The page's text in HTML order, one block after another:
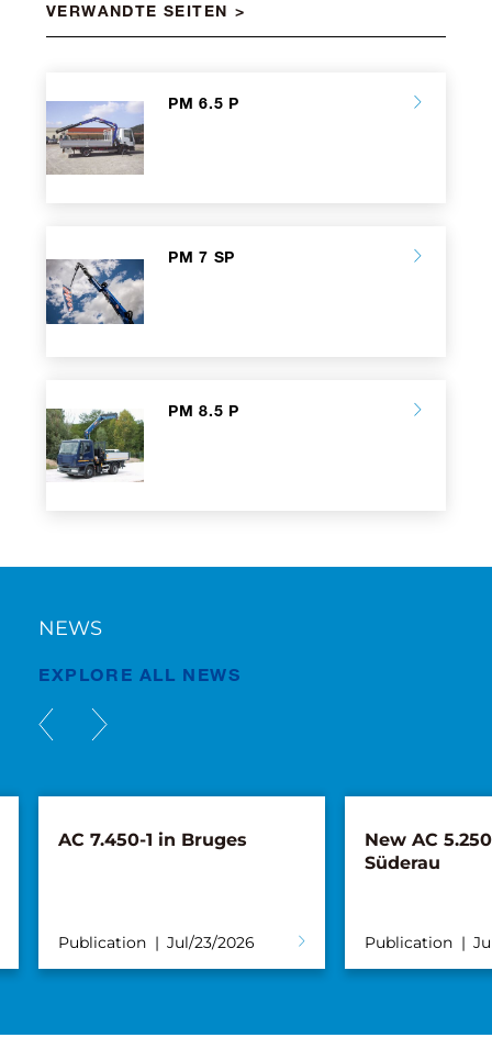
VERWANDTE SEITEN
PM 6.5 P
PM 7 SP
PM 8.5 P
NEWS
EXPLORE ALL NEWS
AC 7.450-1 in Bruges
Publication Jul/23/2026
New AC
Süderau
Publication